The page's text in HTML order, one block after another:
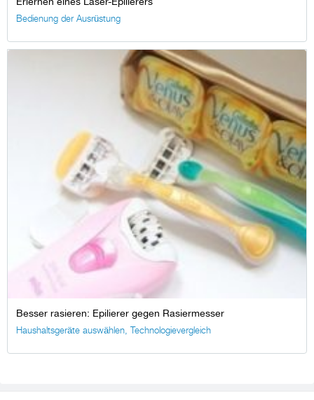
Bedienung der Ausrüstung
Besser rasieren: Epilierer gegen Rasiermesser
Haushaltsgeräte auswählen, Technologievergleich